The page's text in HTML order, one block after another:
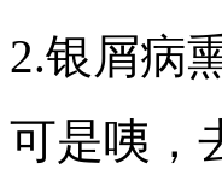
2.银屑病
可是咦，